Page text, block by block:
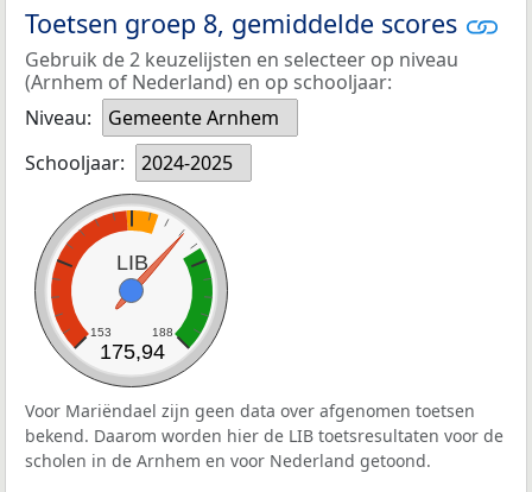
Toetsen groep 8, gemiddelde scores
Gebruik de 2 keuzelijsten en selecteer op niveau
(Arnhem of Nederland) en op schooljaar:
Niveau:
Gemeente Arnhem
Schooljaar:
2024-2025
LIB
153 188
175,94
Voor Mariëndael zijn geen data over afgenomen toetsen
bekend. Daarom worden hier de LIB toetsresultaten voor de
scholen in de Arnhem en voor Nederland getoond.